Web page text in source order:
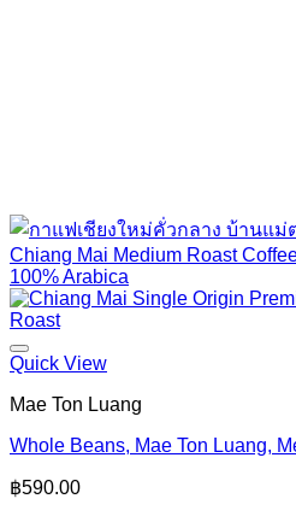
Quick View
Mae Ton Luang
Whole Beans, Mae Ton Luang,
฿590.00